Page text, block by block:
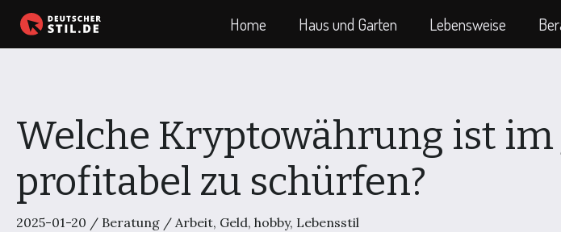
Zum
Inhalt
Home Haus und Garten Lebensweise
Welche Kryptowährung ist im
profitabel zu schürfen?
2025-01-20 / Beratung / Arbeit, Geld, hobby, Lebensstil